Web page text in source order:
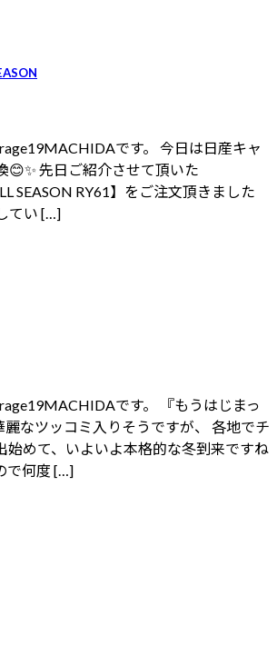
です。 今日は日産キャ
😊✨ 先日ご紹介させて頂いた
SEASON RY61】をご注文頂きました
てい […]
です。 『もうはじまっ
なツッコミ入りそうですが、 各地でチ
始めて、いよいよ本格的な冬到来ですね
で何度 […]